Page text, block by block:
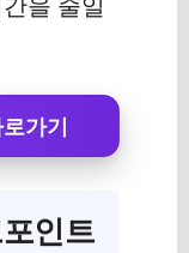
가기
인트